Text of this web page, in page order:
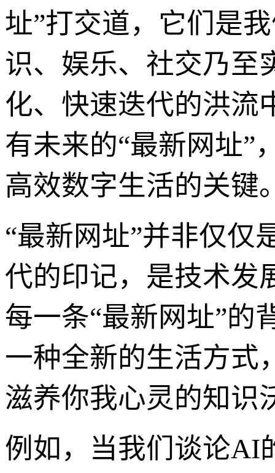
址”打交道，它们是
识、娱乐、社交乃至
化、快速迭代的洪流
有未来的“最新网址”
高效数字生活的关键
“最新网址”并非仅仅
代的印记，是技术发
每一条“最新网址”的
一种全新的生活方式
滋养你我心灵的知识
例如，当我们谈论AI